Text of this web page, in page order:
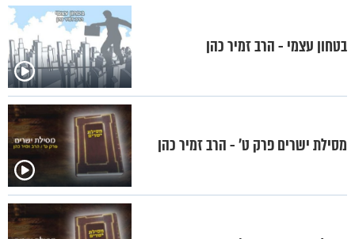
בטחון עצמי - הרב זמיר כהן
מסילת ישרים פרק ט’ - הרב זמיר כהן